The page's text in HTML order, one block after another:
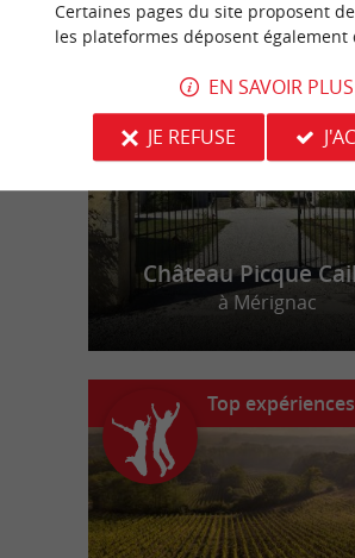
Château Picque
à Mérignac
Top expériences
Certaines pages du site proposent
les plateformes déposent également
EN SAVOIR PLUS
JE REFUSE